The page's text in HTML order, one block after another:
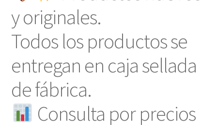
y originales.
Todos los productos se
entregan en caja sellada
de fábrica.
Consulta por precios